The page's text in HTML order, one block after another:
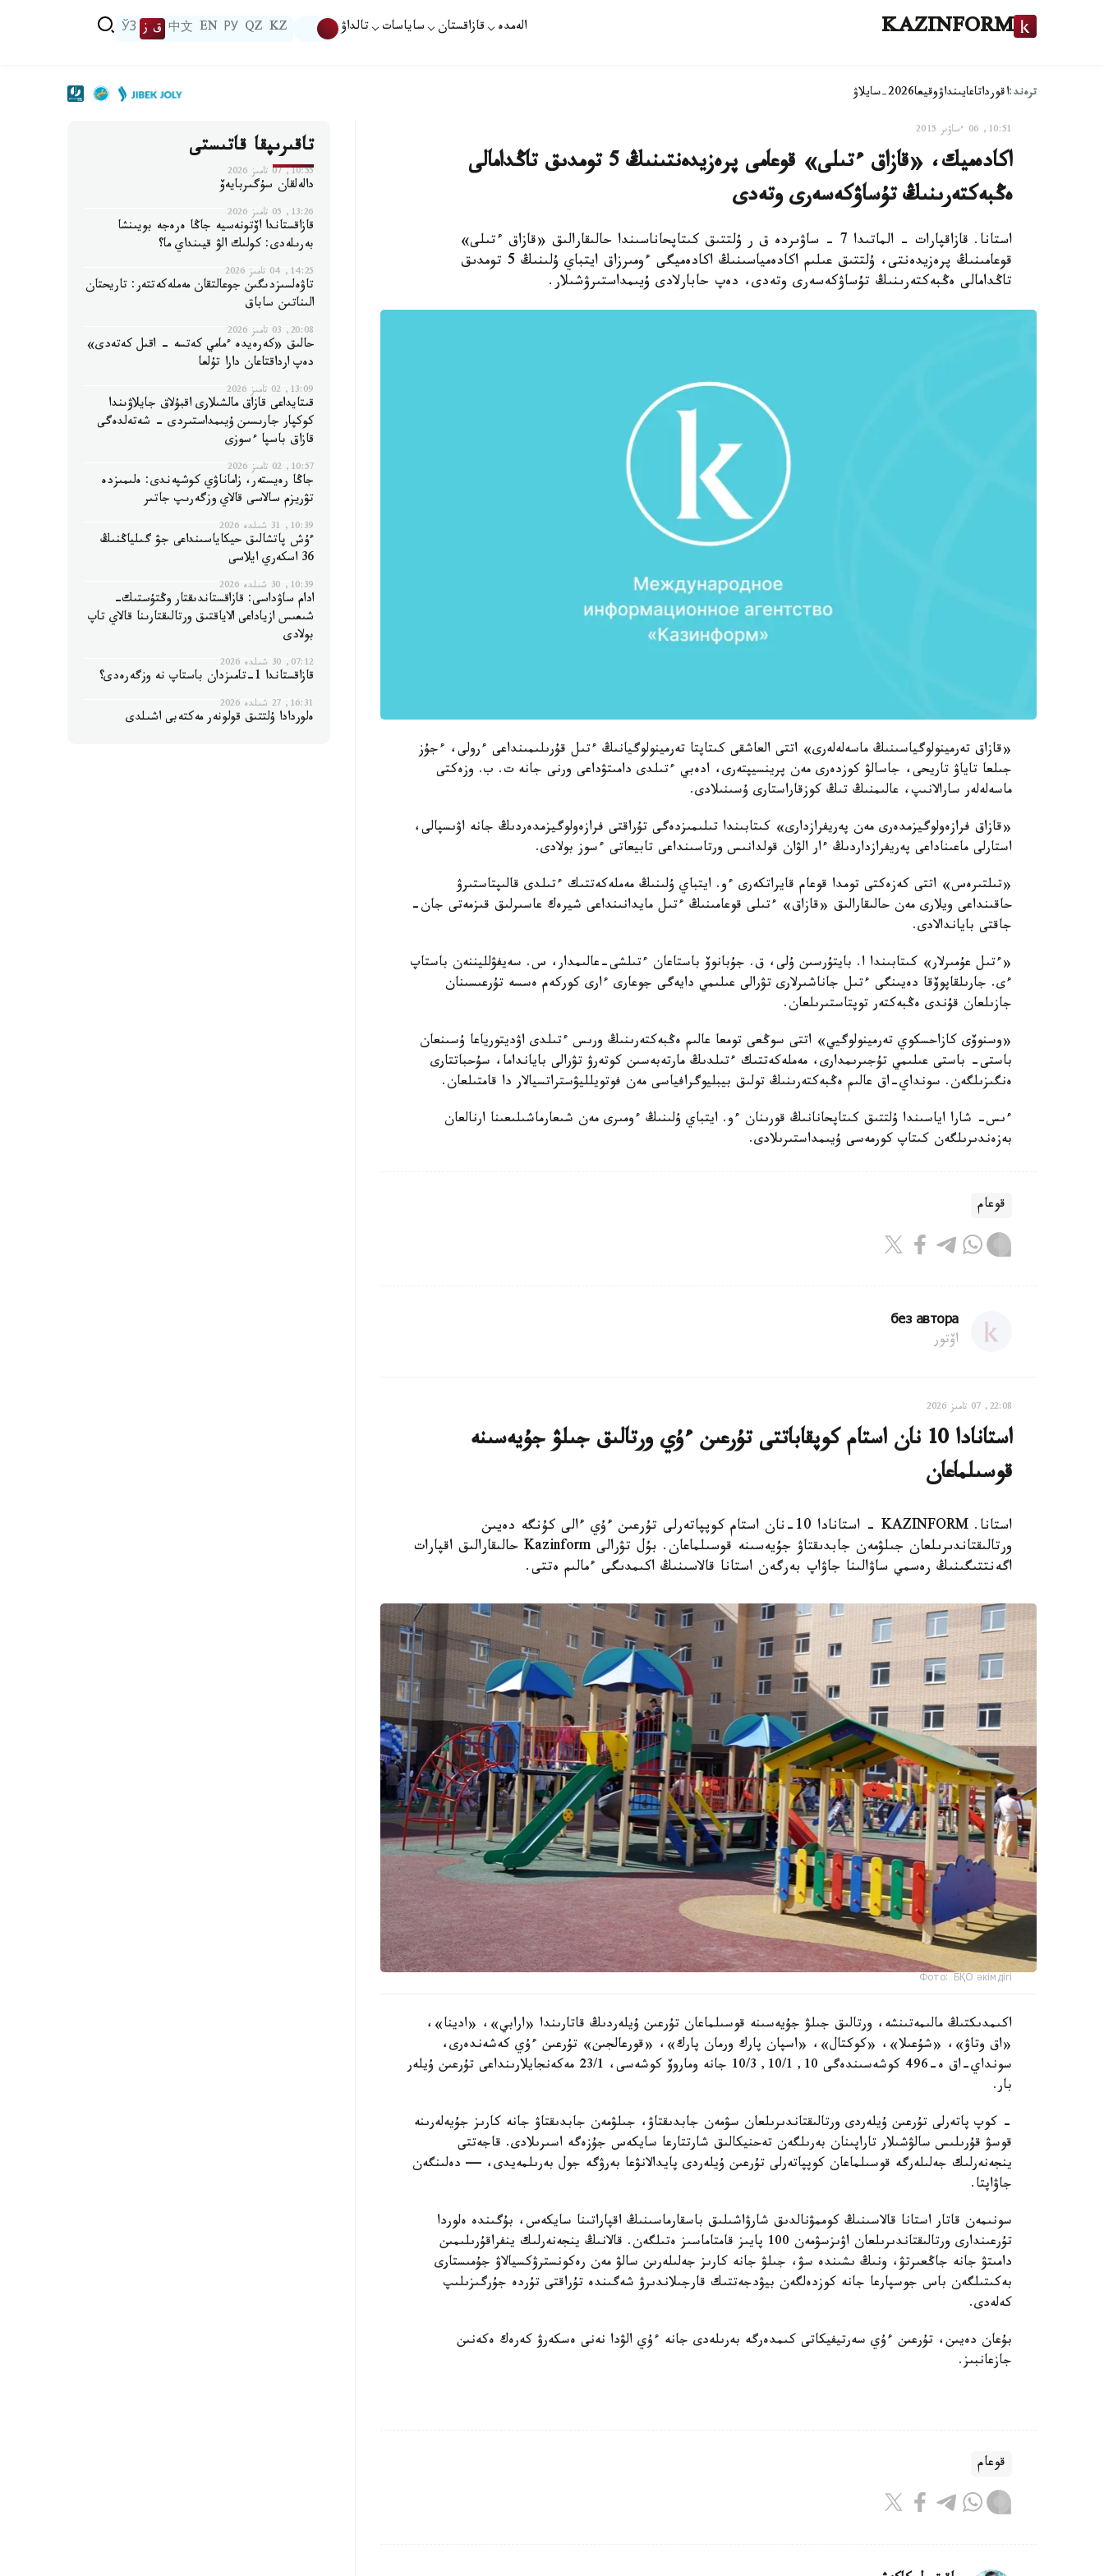
KAZINFORM الەمدە قازاقستان ساياسات تالداۋ KZ
QZ
РУ
EN
中文 ق ز ЎЗ
ترەند:اقورداتاعايىنداۋوقيعا2026-سايلاۋ
10:51, 06 ءساۋىر 2015
اكادەميك، «قازاق ءتىلى» قوعامى پرەزيدەنتىنىڭ 5 تومدىق تاڭدامالى
ەڭبەكتەرىنىڭ تۇساۋكەسەرى وتەدى
استانا. قازاقپارات - الماتىدا 7 - ساۋىردە ق ر ۇلتتىق كىتاپحاناسىندا حالىقارالىق «قازاق ءتىلى»
قوعامىنىڭ پرەزيدەنتى، ۇلتتىق عىلىم اكادەمياسىنىڭ اكادەميگى ءومىرزاق ايتباي ۇلىنىڭ 5 تومدىق
تاڭدامالى ەڭبەكتەرىنىڭ تۇساۋكەسەرى وتەدى، دەپ حابارلادى ۇيىمداستىرۋشىلار.
«قازاق تەرمينولوگياسىنىڭ ماسەلەلەرى» اتتى العاشقى كىتاپتا تەرمينولوگيانىڭ ءتىل قۇرىلىمىنداعى ءرولى، ءجۇز
جىلعا تاياۋ تاريحى، جاسالۋ كوزدەرى مەن پرينسيپتەرى، ادەبي ءتىلدى دامىتۋداعى ورنى جانە ت. ب. وزەكتى
ماسەلەلەر سارالانىپ، عالىمنىڭ تىڭ كوزقاراستارى ۇسىنىلادى.
«قازاق فرازەولوگيزمدەرى مەن پەريفرازدارى» كىتابىندا تىلىمىزدەگى تۇراقتى فرازەولوگيزمدەردىڭ جانە اۋىسپالى،
استارلى ماعىناداعى پەريفرازداردىڭ ءار الۋان قولدانىس ورتاسىنداعى تابيعاتى ءسوز بولادى.
«تىلتىرەس» اتتى كەزەكتى تومدا قوعام قايراتكەرى ءو. ايتباي ۇلىنىڭ مەملەكەتتىك ءتىلدى قالىپتاستىرۋ
حاقىنداعى ويلارى مەن حالىقارالىق «قازاق» ءتىلى قوعامىنىڭ ءتىل مايدانىنداعى شيرەك عاسىرلىق قىزمەتى جان-
جاقتى باياندالادى.
«ءتىل عۇمىرلار» كىتابىندا ا. بايتۇرسىن ۇلى، ق. جۇبانوۆ باستاعان ءتىلشى-عالىمدار، س. سەيفۋلليننەن باستاپ
ءى. جارىلقاپوۆقا دەيىنگى ءتىل جاناشىرلارى تۋرالى عىلىمي دايەگى جوعارى ءارى كوركەم ەسسە تۇرعىسىنان
جازىلعان قۇندى ەڭبەكتەر توپتاستىرىلعان.
«وسنوۆى كازاحسكوي تەرمينولوگيي» اتتى سوڭعى تومعا عالىم ەڭبەكتەرىنىڭ ورىس ءتىلدى اۋديتورياعا ۇسىنعان
باستى- باستى عىلىمي تۇجىرىمدارى، مەملەكەتتىك ءتىلدىڭ مارتەبەسىن كوتەرۋ تۋرالى بايانداما، سۇحباتتارى
ەنگىزىلگەن. سونداي-اق عالىم ەڭبەكتەرىنىڭ تولىق بيبليوگرافياسى مەن فوتويلليۋستراتسيالار دا قامتىلعان.
ءىس- شارا اياسىندا ۇلتتىق كىتاپحانانىڭ قورىنان ءو. ايتباي ۇلىنىڭ ءومىرى مەن شىعارماشىلىعىنا ارنالعان
بەزەندىرىلگەن كىتاپ كورمەسى ۇيىمداستىرىلادى.
قوعام
без автора
اۆتور
22:08, 07 تامىز 2026
استانادا 10 نان استام كوپقاباتتى تۇرعىن ءۇي ورتالىق جىلۋ جۇيەسىنە
قوسىلماعان
استانا. KAZINFORM - استانادا 10-نان استام كوپپاتەرلى تۇرعىن ءۇي ءالى كۇنگە دەيىن
ورتالىقتاندىرىلعان جىلۋمەن جابدىقتاۋ جۇيەسىنە قوسىلماعان. بۇل تۋرالى Kazinform حالىقارالىق اقپارات
اگەنتتىگىنىڭ رەسمي ساۋالىنا جاۋاپ بەرگەن استانا قالاسىنىڭ اكىمدىگى ءمالىم ەتتى.
Фото: БҚО әкімдігі
اكىمدىكتىڭ مالىمەتىنشە، ورتالىق جىلۋ جۇيەسىنە قوسىلماعان تۇرعىن ۇيلەردىڭ قاتارىندا «ارابي»، «ادينا»،
«اق وتاۋ»، «شۇعىلا»، «كوكتال»، «اسپان پارك ورمان پارك»، «قورعالجىن» تۇرعىن ءۇي كەشەندەرى،
سونداي-اق ە-496 كوشەسىندەگى 10, 10/1, 10/3 جانە وماروۆ كوشەسى، 23/1 مەكەنجايلارىنداعى تۇرعىن ۇيلەر
بار.
- كوپ پاتەرلى تۇرعىن ۇيلەردى ورتالىقتاندىرىلعان سۋمەن جابدىقتاۋ، جىلۋمەن جابدىقتاۋ جانە كارىز جۇيەلەرىنە
قوسۋ قۇرىلىس سالۋشىلار تاراپىنان بەرىلگەن تەحنيكالىق شارتتارعا سايكەس جۇزەگە اسىرىلادى. قاجەتتى
ينجەنەرلىك جەلىلەرگە قوسىلماعان كوپپاتەرلى تۇرعىن ۇيلەردى پايدالانۋعا بەرۋگە جول بەرىلمەيدى، — دەلىنگەن
جاۋاپتا.
سونىمەن قاتار استانا قالاسىنىڭ كوممۋنالدىق شارۋاشىلىق باسقارماسىنىڭ اقپاراتىنا سايكەس، بۇگىندە ەلوردا
تۇرعىندارى ورتالىقتاندىرىلعان اۋىزسۋمەن 100 پايىز قامتاماسىز ەتىلگەن. قالانىڭ ينجەنەرلىك ينفراقۇرىلىمىن
دامىتۋ جانە جاڭعىرتۋ، ونىڭ ىشىندە سۋ، جىلۋ جانە كارىز جەلىلەرىن سالۋ مەن رەكونسترۋكسيالاۋ جۇمىستارى
بەكىتىلگەن باس جوسپارعا جانە كوزدەلگەن بيۋدجەتتىك قارجىلاندىرۋ شەگىندە تۇراقتى تۇردە جۇرگىزىلىپ
كەلەدى.
بۇعان دەيىن، تۇرعىن ءۇي سەرتيفيكاتى كىمدەرگە بەرىلەدى جانە ءۇي الۋدا نەنى ەسكەرۋ كەرەك ەكەنىن
جازعانبىز.
قوعام
تاقىرىپقا قاتىستى
10:55, 07 تامىز 2026
دالەلقان سۇگىربايەۆ
13:26, 05 تامىز 2026
قازاقستاندا اۆتونەسيە جاڭا ەرەجە بويىنشا
بەرىلەدى: كولىك الۋ قيىنداي ما؟
14:25, 04 تامىز 2026
تاۋەلسىزدىگىن جوعالتقان مەملەكەتتەر: تاريحتان
الىناتىن ساباق
20:08, 03 تامىز 2026
حالىق «كەرەيدە ءمامي كەتسە - اقىل كەتەدى»
دەپ ارداقتاعان دارا تۇلعا
13:09, 02 تامىز 2026
قىتايداعى قازاق مالشىلارى اقبۇلاق جايلاۋىندا
كوكپار جارىسىن ۇيىمداستىردى - شەتەلدەگى
قازاق باسپا ءسوزى
10:57, 02 تامىز 2026
جاڭا رەيستەر، زاماناۋي كوشپەندى: ەلىمىزدە
تۋريزم سالاسى قالاي وزگەرىپ جاتىر
10:39, 31 شىلدە 2026
ءۇش پاتشالىق حيكاياسىنداعى جۋ گىلياڭنىڭ
36 اسكەري ايلاسى
10:39, 30 شىلدە 2026
ادام ساۋداسى: قازاقستاندىقتار وڭتۇستىك-
شىعىس ازياداعى الاياقتىق ورتالىقتارىنا قالاي تاپ
بولادى
07:12, 30 شىلدە 2026
قازاقستاندا 1-تامىزدان باستاپ نە وزگەرەدى؟
16:31, 27 شىلدە 2026
ەلوردادا ۇلتتىق قولونەر مەكتەبى اشىلدى